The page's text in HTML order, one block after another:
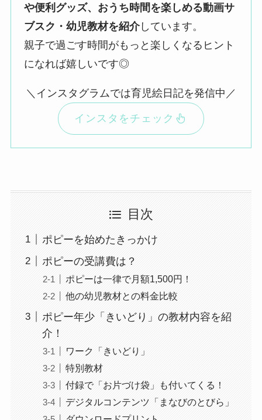
や便利グッズ、おうち時間を楽しめる動画サ
ブスク・幼児教材を紹介しています。
親子で過ごす時間がもっと楽しくなるヒント
になれば嬉しいです◎
＼インスタグラムでは育児絵日記を発信中／
インスタをチェック
目次
ポピーを始めたきっかけ
ポピーの受講費は？
ポピーは一律で月額1,500円！
他の幼児教材との料金比較
ポピー年少「きいどり」の教材内容を紹
介！
ワーク「きいどり」
特別教材
付録で「お片づけ袋」も付いてくる！
デジタルコンテンツ「まなびのとびら」